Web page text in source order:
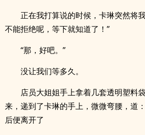
正在我打算说的时候，卡琳突然将
不能拒绝呢，等下就知道了！”
“那，好吧。”
没让我们等多久。
店员大姐姐手上拿着几套透明塑料
来，递到了卡琳的手上，微微弯腰，道
后便离开了